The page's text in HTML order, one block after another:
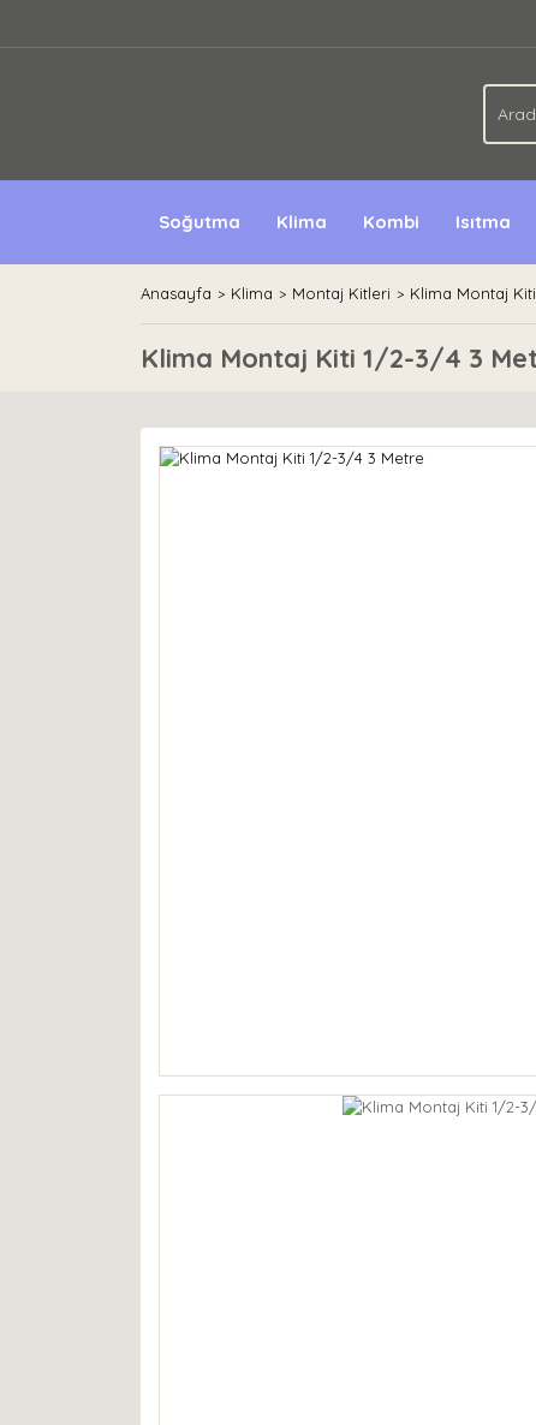
Soğutma Klima Kombi Isıtma
Anasayfa Klima Montaj Kitleri Klima Montaj
Klima Montaj Kiti 1/2-3/4 3